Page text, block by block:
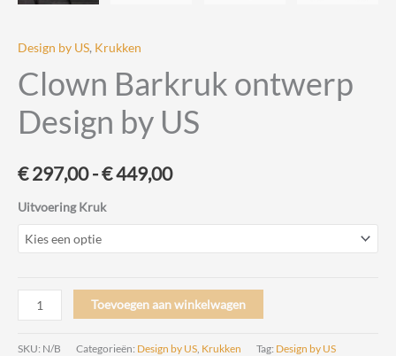
Design by US, Krukken
Clown Barkruk ontwerp
Design by US
€297,00 -€449,00Prijsklasse:
Uitvoering Kruk
Clown
Barkruk
ontwerp
Toevoegen aan winkelwagen
SKU: N/B Categorieën: Design by US, Krukken Tag: Design by US